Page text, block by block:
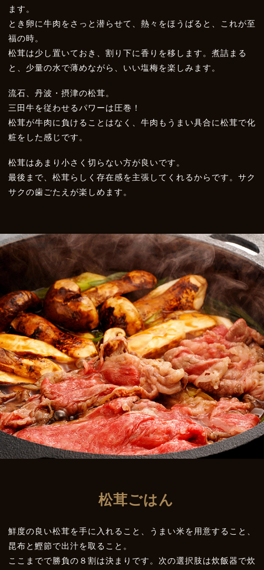
ます。
とき卵に牛肉をさっと潜らせて、熱々をほうばると、これが至
福の時。
松茸は少し置いておき、割り下に香りを移します。煮詰まる
と、少量の水で薄めながら、いい塩梅を楽しみます。
流石、丹波・摂津の松茸。
三田牛を従わせるパワーは圧巻！
松茸が牛肉に負けることはなく、牛肉もうまい具合に松茸で化
粧をした感じです。
松茸はあまり小さく切らない方が良いです。
最後まで、松茸らしく存在感を主張してくれるからです。サク
サクの歯ごたえが楽しめます。
松茸ごはん
鮮度の良い松茸を手に入れること、うまい米を用意すること、
昆布と鰹節で出汁を取ること。
ここまでで勝負の８割は決まりです。次の選択肢は炊飯器で炊